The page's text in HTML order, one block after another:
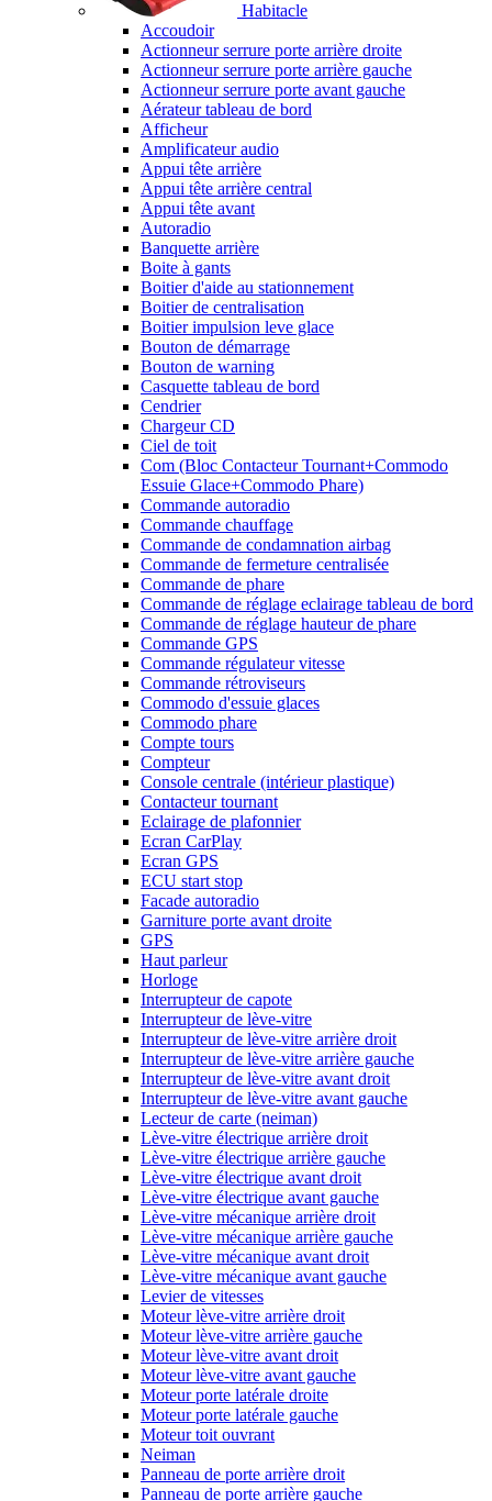
Habitacle
Accoudoir
Actionneur serrure porte arrière droite
Actionneur serrure porte arrière gauche
Actionneur serrure porte avant gauche
Aérateur tableau de bord
Afficheur
Amplificateur audio
Appui tête arrière
Appui tête arrière central
Appui tête avant
Autoradio
Banquette arrière
Boite à gants
Boitier d'aide au stationnement
Boitier de centralisation
Boitier impulsion leve glace
Bouton de démarrage
Bouton de warning
Casquette tableau de bord
Cendrier
Chargeur CD
Ciel de toit
Com (Bloc Contacteur Tournant+Commodo
Essuie Glace+Commodo Phare)
Commande autoradio
Commande chauffage
Commande de condamnation airbag
Commande de fermeture centralisée
Commande de phare
Commande de réglage eclairage tableau de bord
Commande de réglage hauteur de phare
Commande GPS
Commande régulateur vitesse
Commande rétroviseurs
Commodo d'essuie glaces
Commodo phare
Compte tours
Compteur
Console centrale (intérieur plastique)
Contacteur tournant
Eclairage de plafonnier
Ecran CarPlay
Ecran GPS
ECU start stop
Facade autoradio
Garniture porte avant droite
GPS
Haut parleur
Horloge
Interrupteur de capote
Interrupteur de lève-vitre
Interrupteur de lève-vitre arrière droit
Interrupteur de lève-vitre arrière gauche
Interrupteur de lève-vitre avant droit
Interrupteur de lève-vitre avant gauche
Lecteur de carte (neiman)
Lève-vitre électrique arrière droit
Lève-vitre électrique arrière gauche
Lève-vitre électrique avant droit
Lève-vitre électrique avant gauche
Lève-vitre mécanique arrière droit
Lève-vitre mécanique arrière gauche
Lève-vitre mécanique avant droit
Lève-vitre mécanique avant gauche
Levier de vitesses
Moteur lève-vitre arrière droit
Moteur lève-vitre arrière gauche
Moteur lève-vitre avant droit
Moteur lève-vitre avant gauche
Moteur porte latérale droite
Moteur porte latérale gauche
Moteur toit ouvrant
Neiman
Panneau de porte arrière droit
Panneau de porte arrière gauche